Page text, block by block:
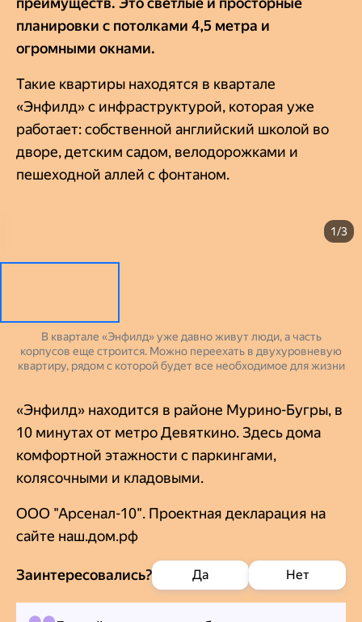
планировки с потолками 4,5 метра и
огромными окнами.
Такие квартиры находятся в квартале
«Энфилд» с инфраструктурой, которая уже
работает: собственной английский школой во
дворе, детским садом, велодорожками и
пешеходной аллей с фонтаном.
1/3
В квартале «Энфилд» уже давно живут люди, а часть
корпусов еще строится. Можно переехать в двухуровневую
квартиру, рядом с которой будет все необходимое для жизни
«Энфилд» находится в районе Мурино-Бугры, в
10 минутах от метро Девяткино. Здесь дома
комфортной этажности с паркингами,
колясочными и кладовыми.
ООО "Арсенал-10". Проектная декларация на
сайте наш.дом.рф
Заинтересовались? Да Нет